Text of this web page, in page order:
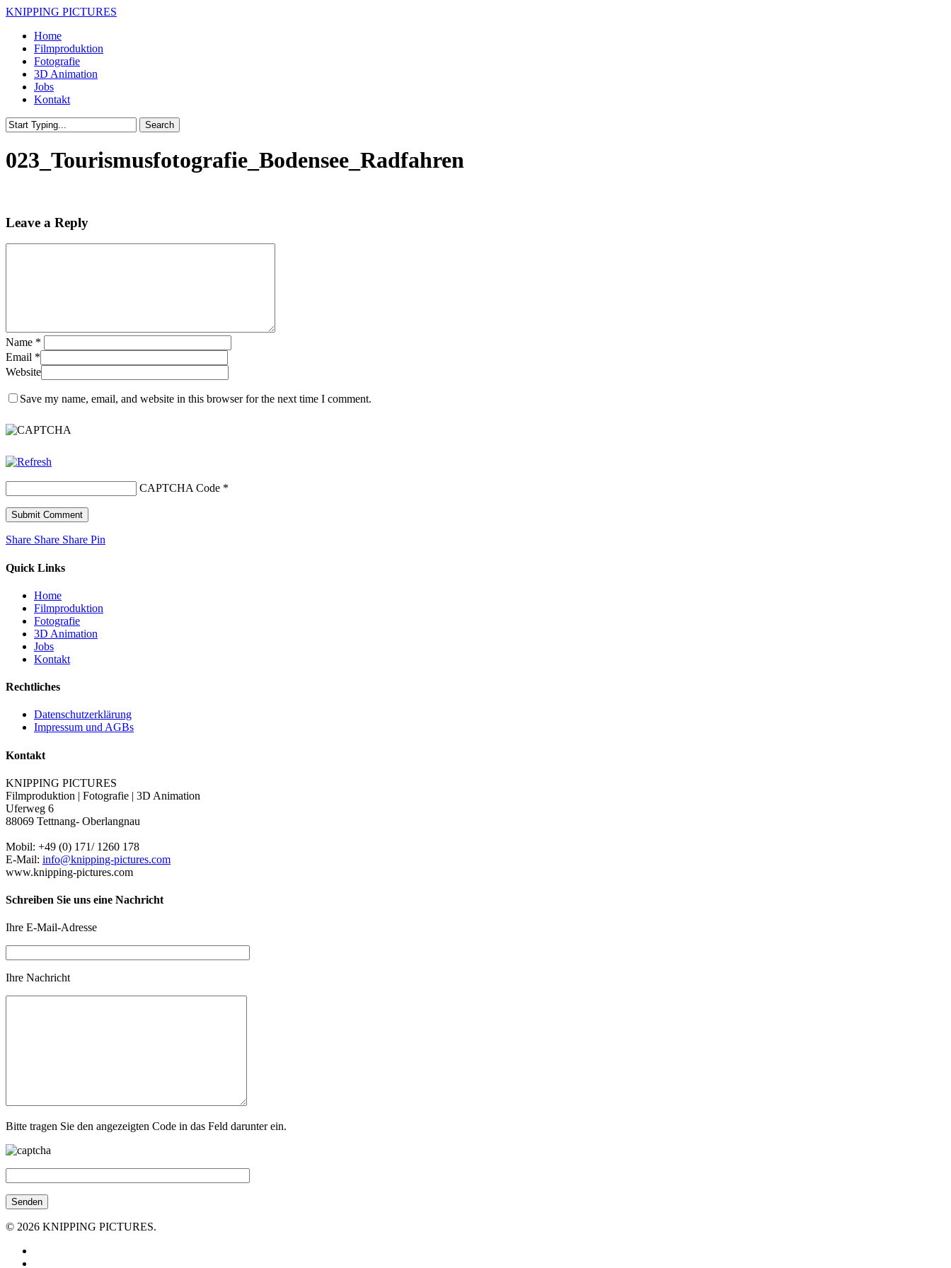
Skip
main
content
KNIPPING PICTURES
Menu
Home
Filmproduktion
Fotografie
3D Animation
Jobs
Kontakt
Search
Search
023_Tourismusfotografie_Bodensee_Radfahren
Leave a Reply
Name *
Email *
Website
Save my name, email, and website in this browser for the next time I comment.
CAPTCHA Code *
Share
Share Share Share Pin
Quick Links
Home
Filmproduktion
Fotografie
3D Animation
Jobs
Kontakt
Rechtliches
Datenschutzerklärung
Impressum und AGBs
Kontakt
KNIPPING PICTURES
Filmproduktion | Fotografie | 3D Animation
Uferweg 6
88069 Tettnang- Oberlangnau
Mobil: +49 (0) 171/ 1260 178
E-Mail: info@knipping-pictures.com
www.knipping-pictures.com
Schreiben Sie uns eine Nachricht
Ihre E-Mail-Adresse
Ihre Nachricht
Bitte tragen Sie den angezeigten Code in das Feld darunter ein.
© 2026 KNIPPING PICTURES.